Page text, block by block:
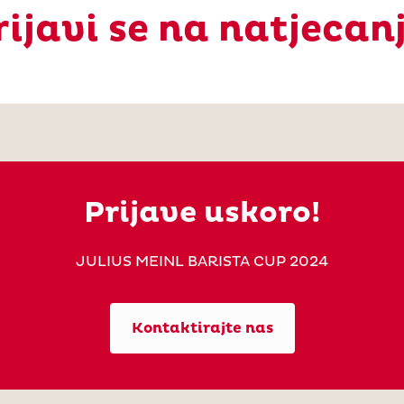
se na
Prijave uskoro!
JULIUS MEINL BARISTA CUP 2024
Kontaktirajte nas